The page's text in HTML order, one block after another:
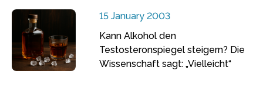
15 January 2003
Kann Alkohol den
Testosteronspiegel steigern? Die
Wissenschaft sagt: „Vielleicht“